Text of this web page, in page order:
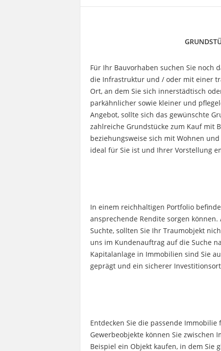
Für Ihr Bauvorhaben suchen Sie noch
die Infrastruktur und / oder mit einer
Ort, an dem Sie sich innerstädtisch
parkähnlicher sowie kleiner und
Angebot, sollte sich das gewünschte
zahlreiche Grundstücke zum Kauf mit
beziehungsweise sich mit Wohnen
ideal für Sie ist und Ihrer Vorstellung
In einem reichhaltigen Portfolio
ansprechende Rendite sorgen
Suchte, sollten Sie Ihr Traumobjekt
uns im Kundenauftrag auf die Suche
Kapitalanlage in Immobilien sind Sie
geprägt und ein sicherer
Entdecken Sie die passende
Gewerbeobjekte können Sie
Beispiel ein Objekt kaufen, in dem Sie